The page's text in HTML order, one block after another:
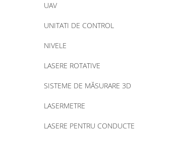
UAV
UNITATI DE CONTROL
NIVELE
LASERE ROTATIVE
SISTEME DE MĂSURARE 3D
LASERMETRE
LASERE PENTRU CONDUCTE